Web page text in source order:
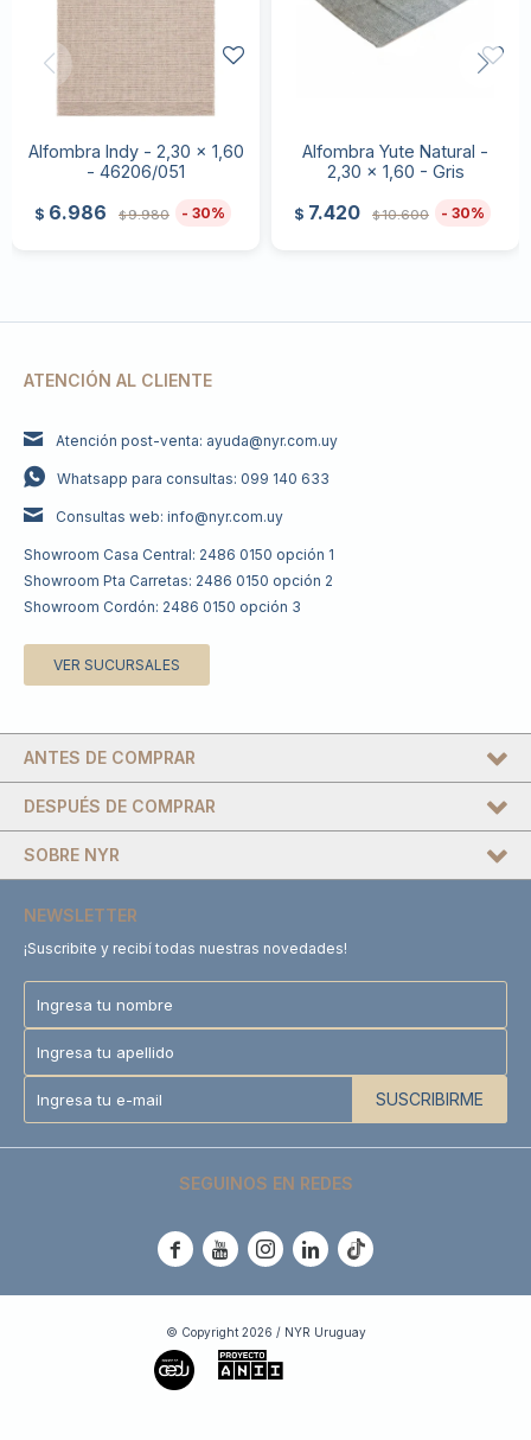
Alfombra Indy - 2,30 x 1,60
- 46206/051
$ 6.986 $9.980 30
Alfombra Yute Natural -
2,30 x 1,60 - Gris
$ 7.420 $10.600 30
ATENCIÓN AL CLIENTE
Atención post-venta: ayuda@nyr.com.uy
Whatsapp para consultas: 099 140 633
Consultas web: info@nyr.com.uy
Showroom Casa Central: 2486 0150 opción 1
Showroom Pta Carretas: 2486 0150 opción 2
Showroom Cordón: 2486 0150 opción 3
VER SUCURSALES
DESPUÉS DE COMPRAR
SOBRE NYR
ANTES DE COMPRAR
NEWSLETTER
¡Suscribite y recibí todas nuestras novedades!
SUSCRIBIRME
SEGUINOS EN REDES
    
© Copyright 2026 / NYR Uruguay